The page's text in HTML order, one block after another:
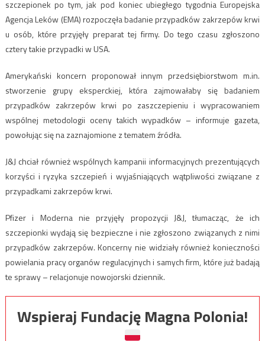
szczepionek po tym, jak pod koniec ubiegłego tygodnia Europejska
Agencja Leków (EMA) rozpoczęła badanie przypadków zakrzepów krwi
u osób, które przyjęły preparat tej firmy. Do tego czasu zgłoszono
cztery takie przypadki w USA.
Amerykański koncern proponował innym przedsiębiorstwom m.in.
stworzenie grupy eksperckiej, która zajmowałaby się badaniem
przypadków zakrzepów krwi po zaszczepieniu i wypracowaniem
wspólnej metodologii oceny takich wypadków – informuje gazeta,
powołując się na zaznajomione z tematem źródła.
J&J chciał również wspólnych kampanii informacyjnych prezentujących
korzyści i ryzyka szczepień i wyjaśniających wątpliwości związane z
przypadkami zakrzepów krwi.
Pfizer i Moderna nie przyjęły propozycji J&J, tłumacząc, że ich
szczepionki wydają się bezpieczne i nie zgłoszono związanych z nimi
przypadków zakrzepów. Koncerny nie widziały również konieczności
powielania pracy organów regulacyjnych i samych firm, które już badają
te sprawy – relacjonuje nowojorski dziennik.
Wspieraj Fundację Magna Polonia!